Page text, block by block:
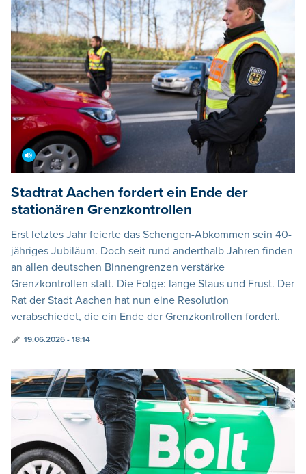
Stadtrat Aachen fordert ein Ende der
stationären Grenzkontrollen
Erst letztes Jahr feierte das Schengen-Abkommen sein 40-
jähriges Jubiläum. Doch seit rund anderthalb Jahren finden
an allen deutschen Binnengrenzen verstärke
Grenzkontrollen statt. Die Folge: lange Staus und Frust. Der
Rat der Stadt Aachen hat nun eine Resolution
verabschiedet, die ein Ende der Grenzkontrollen fordert.
19.06.2026 - 18:14